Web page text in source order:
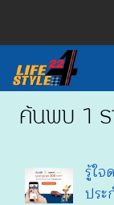
ค้นพบ 1 ร
รู้ใจ
ปร